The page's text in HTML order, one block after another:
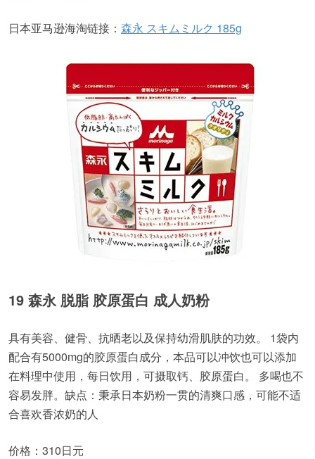
日本亚马逊海淘链接： 森永 スキムミルク 185g
19 森永 脱脂 胶原蛋白 成人奶粉
具有美容、健骨、抗晒老以及保持幼滑肌肤的功效。 1袋内
配合有5000mg的胶原蛋白成分，本品可以冲饮也可以添加
在料理中使用，每日饮用，可摄取钙、胶原蛋白。 多喝也不
容易发胖。缺点：秉承日本奶粉一贯的清爽口感，可能不适
合喜欢香浓奶的人
价格：310日元